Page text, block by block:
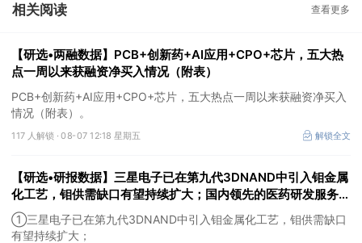
相关阅读 查看更多
【研选•两融数据】PCB+创新药+AI应用+CPO+芯片，五大热
点一周以来获融资净买入情况（附表）
PCB+创新药+AI应用+CPO+芯片，五大热点一周以来获融资净买入
情况（附表）。
117 人解锁 ·08-07 12:18 星期五 解锁全文
【研选•研报数据】三星电子已在第九代3DNAND中引入钼金属
化工艺，钼供需缺口有望持续扩大；国内领先的医药研发服务企
业，随着生物医药行业投融资热度企稳回暖，后续实验室业务的
毛利拐点值得期待
①三星电子已在第九代3DNAND中引入钼金属化工艺，钼供需缺口
有望持续扩大；